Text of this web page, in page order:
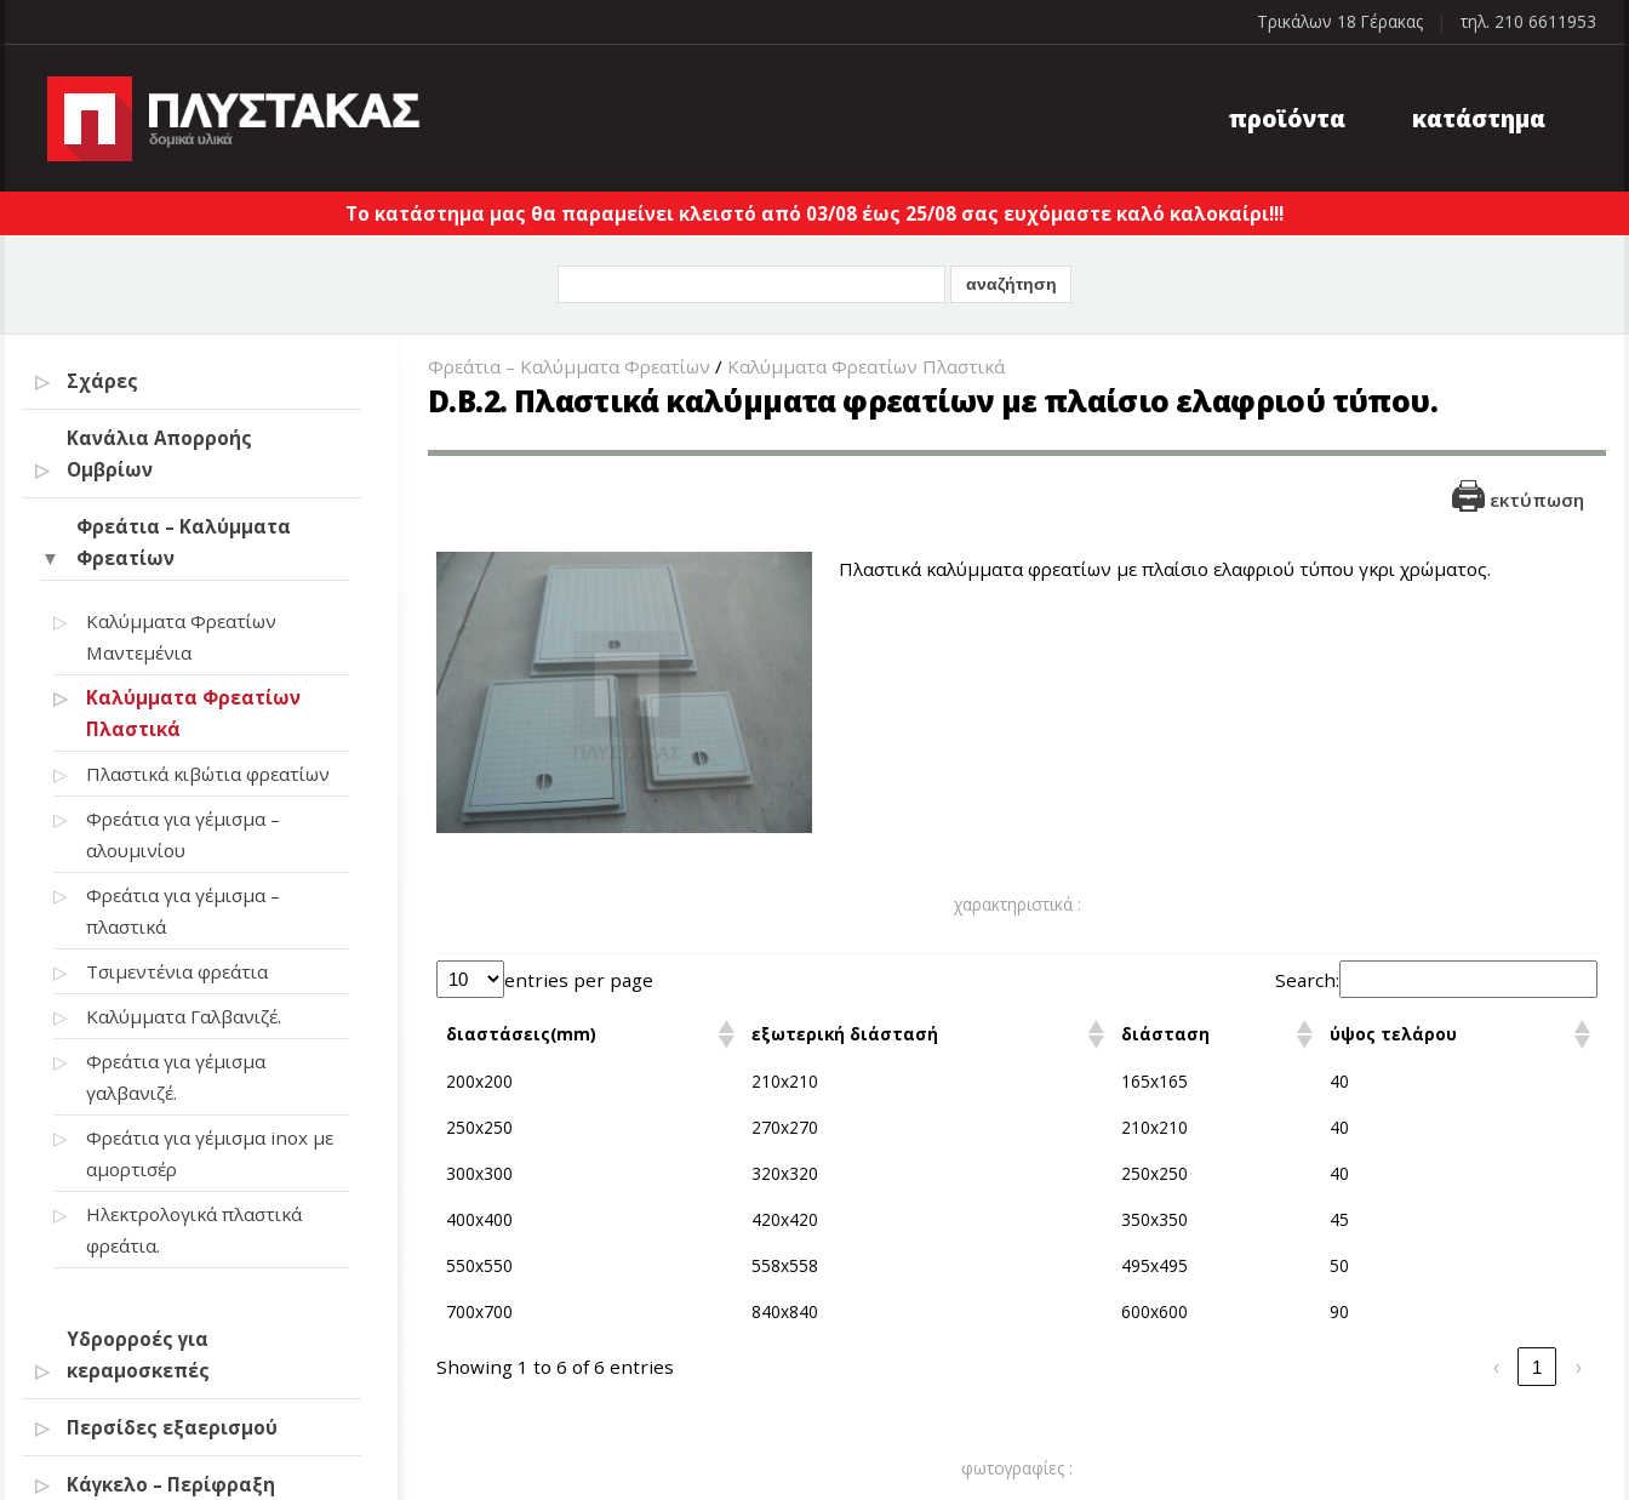
Τρικάλων 18 Γέρακας | τηλ. 210 6611953
προϊόντα κατάστημα
Το κατάστημα μας θα παραμείνει κλειστό από 03/08 έως 25/08 σας ευχόμαστε καλό καλοκαίρι!!!
Σχάρες
Κανάλια Απορροής
Ομβρίων
Φρεάτια – Καλύμματα
Φρεατίων
Καλύμματα Φρεατίων
Μαντεμένια
Καλύμματα Φρεατίων
Πλαστικά
Πλαστικά κιβώτια φρεατίων
Φρεάτια για γέμισμα –
αλουμινίου
Φρεάτια για γέμισμα –
πλαστικά
Τσιμεντένια φρεάτια
Καλύμματα Γαλβανιζέ.
Φρεάτια για γέμισμα
γαλβανιζέ.
Φρεάτια για γέμισμα inox με
αμορτισέρ
Ηλεκτρολογικά πλαστικά
φρεάτια.
Υδρορροές για
κεραμοσκεπές
Περσίδες εξαερισμού
Κάγκελο – Περίφραξη
Φρεάτια – Καλύμματα Φρεατίων / Καλύμματα Φρεατίων Πλαστικά
D.B.2. Πλαστικά καλύμματα φρεατίων με πλαίσιο ελαφριού τύπου.
εκτύπωση
Πλαστικά καλύμματα φρεατίων με πλαίσιο ελαφριού τύπου γκρι χρώματος.
χαρακτηριστικά :
entries per page Search:
διαστάσεις(mm) εξωτερική διάστασή διάσταση ύψος τελάρου
200x200 210x210 165x165
40
250x250
270x270 210x210
40
300x300
320x320 250x250
40
400x400
420x420 350x350
45
550x550
558x558 495x495
50
700x700
840x840 600x600 90
Showing 1 to 6 of 6 entries ‹ 1 ›
φωτογραφίες :